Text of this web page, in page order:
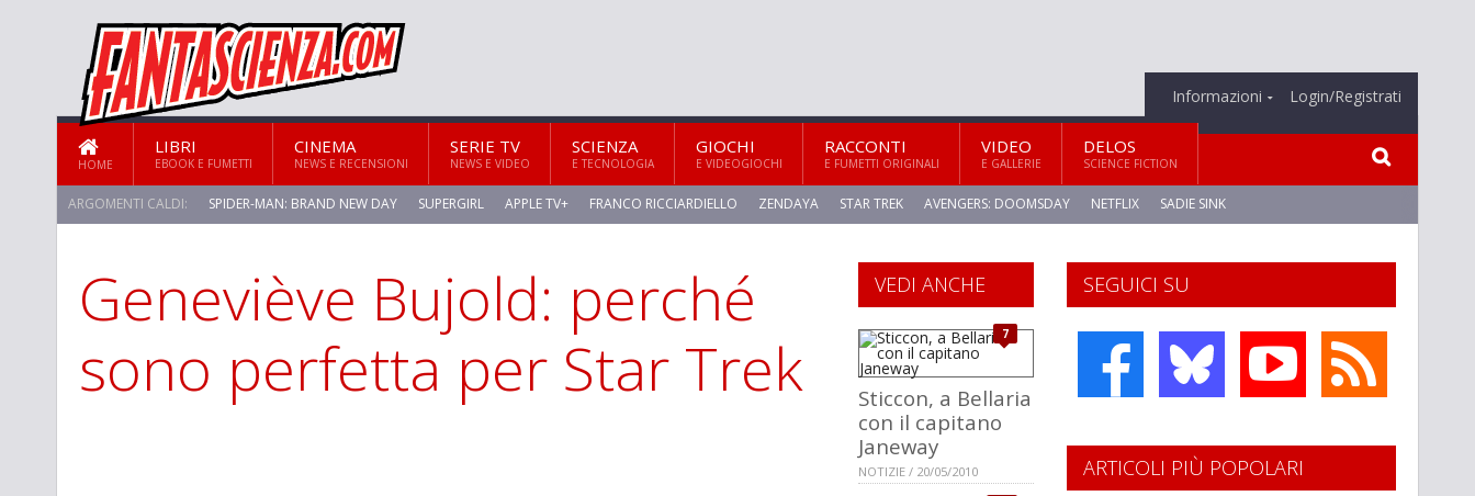
Informazioni Login/Registrati
HOME
LIBRI
EBOOK E FUMETTI
CINEMA
NEWS E RECENSIONI
SERIE TV
NEWS E VIDEO
SCIENZA
E TECNOLOGIA
GIOCHI
E VIDEOGIOCHI
RACCONTI
E FUMETTI ORIGINALI
VIDEO
E GALLERIE
DELOS
SCIENCE FICTION
ARGOMENTI CALDI: SPIDER-MAN: BRAND NEW DAY SUPERGIRL APPLE TV+ FRANCO RICCIARDIELLO ZENDAYA STAR TREK AVENGERS: DOOMSDAY NETFLIX SADIE SINK
STAR TREK: STRANGE NEW WORLDS
Geneviève Bujold: perché
sono perfetta per Star Trek
SEGUICI SU
VEDI ANCHE
7
Sticcon, a Bellaria
con il capitano
Janeway
NOTIZIE / 20/05/2010 ARTICOLI PIÙ POPOLARI